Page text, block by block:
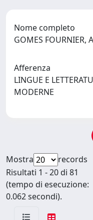
Nome completo
GOMES FOURNIER,
Afferenza
LINGUE E
MODERNE
Mostra
records
Risultati 1 - 20 di 81
(tempo di esecuzione:
0.062 secondi).